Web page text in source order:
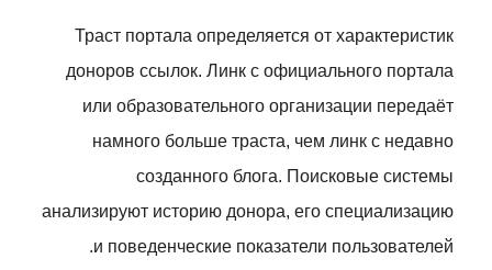
Траст портала определяется от характеристик
доноров ссылок. Линк с официального портала
или образовательного организации передаёт
намного больше траста, чем линк с недавно
созданного блога. Поисковые системы
анализируют историю донора, его специализацию
и поведенческие показатели пользователей.